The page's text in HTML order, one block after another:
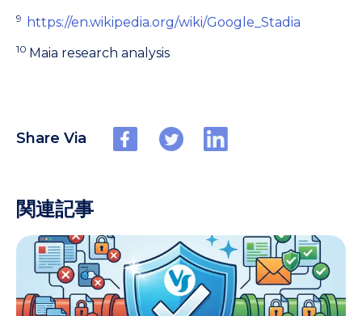
9 https://en.wikipedia.org/wiki/Google_Stadia
10 Maia research analysis
Share Via
関連記事